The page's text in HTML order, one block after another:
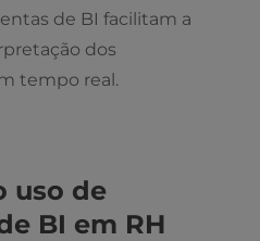
de BI facilitam a
dos
tempo real.
uso de
BI em RH